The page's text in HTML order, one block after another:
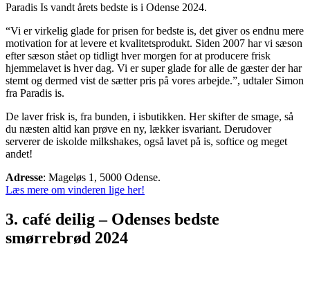
Paradis Is vandt årets bedste is i Odense 2024.
“Vi er virkelig glade for prisen for bedste is, det giver os endnu mere
motivation for at levere et kvalitetsprodukt. Siden 2007 har vi sæson
efter sæson stået op tidligt hver morgen for at producere frisk
hjemmelavet is hver dag. Vi er super glade for alle de gæster der har
stemt og dermed vist de sætter pris på vores arbejde.”, udtaler Simon
fra Paradis is.
De laver frisk is, fra bunden, i isbutikken. Her skifter de smage, så
du næsten altid kan prøve en ny, lækker isvariant. Derudover
serverer de iskolde milkshakes, også lavet på is, softice og meget
andet!
Adresse: Mageløs 1, 5000 Odense.
Læs mere om vinderen lige her!
3. café deilig – Odenses bedste
smørrebrød 2024